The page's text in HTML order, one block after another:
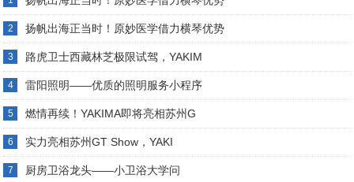
2 扬帆出海正当时！原妙医学借力横琴优势
3 路虎卫士西藏林芝极限试驾，YAKIM
4 雷阳照明——优质的照明服务小程序
5 燃情再续！YAKIMA即将亮相苏州G
6 实力亮相苏州GT Show，YAKI
7 厨房卫浴龙头——小卫浴大学问